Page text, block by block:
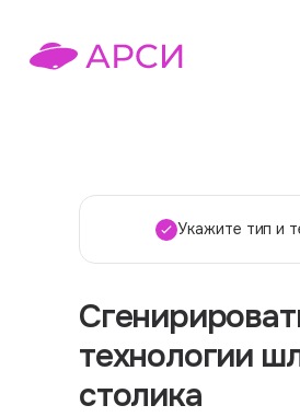
Укажите тип и
технологии
столика